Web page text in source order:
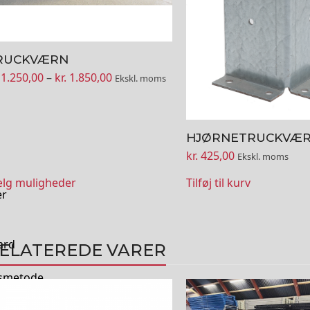
1.250,00– kr. 1.850,00Prisinterval:
Ekskl. moms
muligheder
kr. 425,00 Ekskl. moms
Tilføj til kurv
VARER